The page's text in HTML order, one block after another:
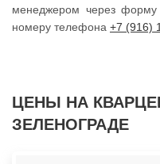
менеджером через
номеру телефона +7 (916)
ЦЕНЫ НА
ЗЕЛЕНОГРАДЕ